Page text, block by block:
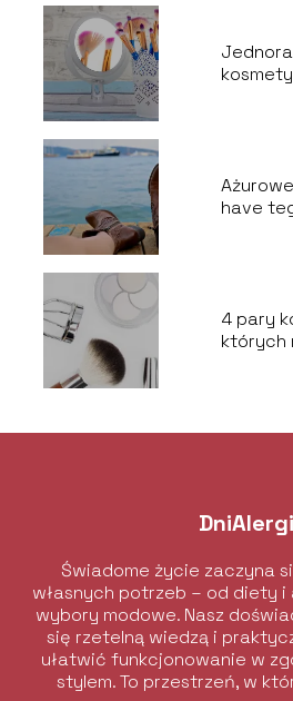
have
4 pary
których
Świadome życie zaczyna
własnych potrzeb – od diety i
wybory modowe. Nasz
się rzetelną wiedzą i
ułatwić funkcjonowanie w
stylem. To przestrzeń, w